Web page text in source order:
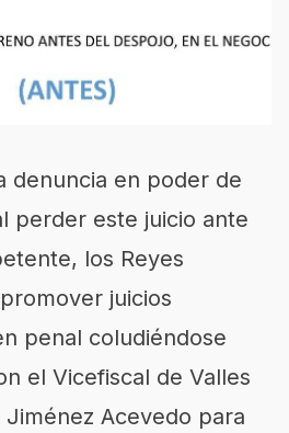
denuncia en poder de
perder este juicio ante
los Reyes
juicios
penal coludiéndose
el Vicefiscal de Valles
Acevedo para